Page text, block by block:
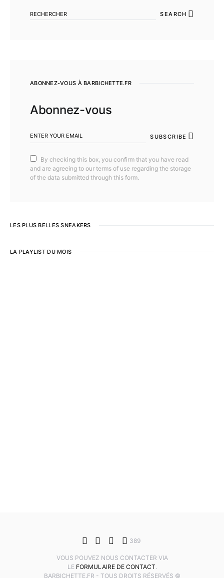
SEARCH
ABONNEZ-VOUS À BARBICHETTE.FR
Abonnez-vous
SUBSCRIBE
By checking this box, you confirm that you have read
and are agreeing to our terms of use regarding the storage
of the data submitted through this form.
LES PLUS BELLES SNEAKERS
LA PLAYLIST DU MOIS
389
VOUS POUVEZ NOUS CONTACTER VIA
LE FORMULAIRE DE CONTACT.
BARBICHETTE.FR - TOUS DROITS RÉSERVÉS ©